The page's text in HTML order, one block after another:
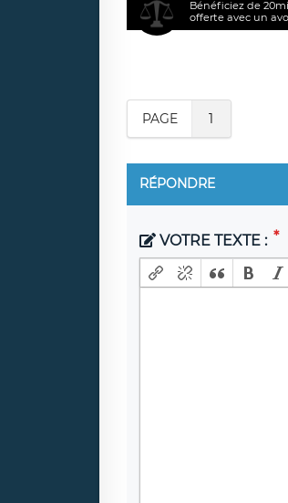
Bénéficiez de
offerte avec un
PAGE 1
RÉPONDRE
VOTRE TEXTE :